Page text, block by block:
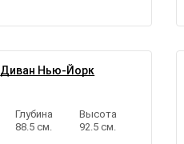
Диван Нью-Йорк
Глубина
88.5 см.
Высота
92.5 см.